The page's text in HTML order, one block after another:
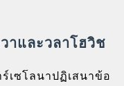
าและวลาโฮวิช
เซโลนาปฏิเสนาข้อ